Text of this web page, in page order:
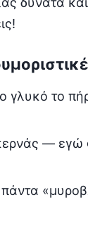
γλυκό το
— εγώ